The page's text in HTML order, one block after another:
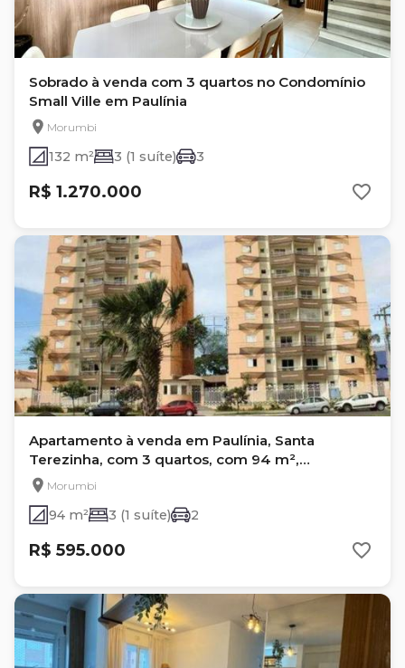
Sobrado à venda com 3 quartos no Condomínio
Small Ville em Paulínia
Morumbi
132 m² 3 (1 suíte) 3
R$ 1.270.000
Apartamento à venda em Paulínia, Santa
Terezinha, com 3 quartos, com 94 m²,
Condomínio Porto Rico
Morumbi
94 m² 3 (1 suíte) 2
R$ 595.000